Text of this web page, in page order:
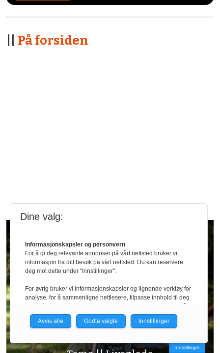
På forsiden
Innstillinger
Dine valg:
Informasjonskapsler og personvern
For å gi deg relevante annonser på vårt nettsted bruker vi
informasjon fra ditt besøk på vårt nettsted. Du kan reservere
deg mot dette under "Innstillinger".
For øvrig bruker vi informasjonskapsler og lignende verktøy for
analyse, for å sammenligne nettlesere, tilpasse innhold til deg
personvernerklæring.
du få relevante annonser på nettstedene til medlemmene i
nettverket basert på informasjon fra dine besøk på tvers av
Avvis alle Godta valgte Innstillinger